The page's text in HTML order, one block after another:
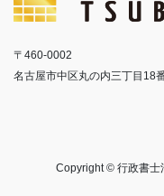
〒460-0002
名古屋市中区丸の内三丁目
Copyright © 行政書士